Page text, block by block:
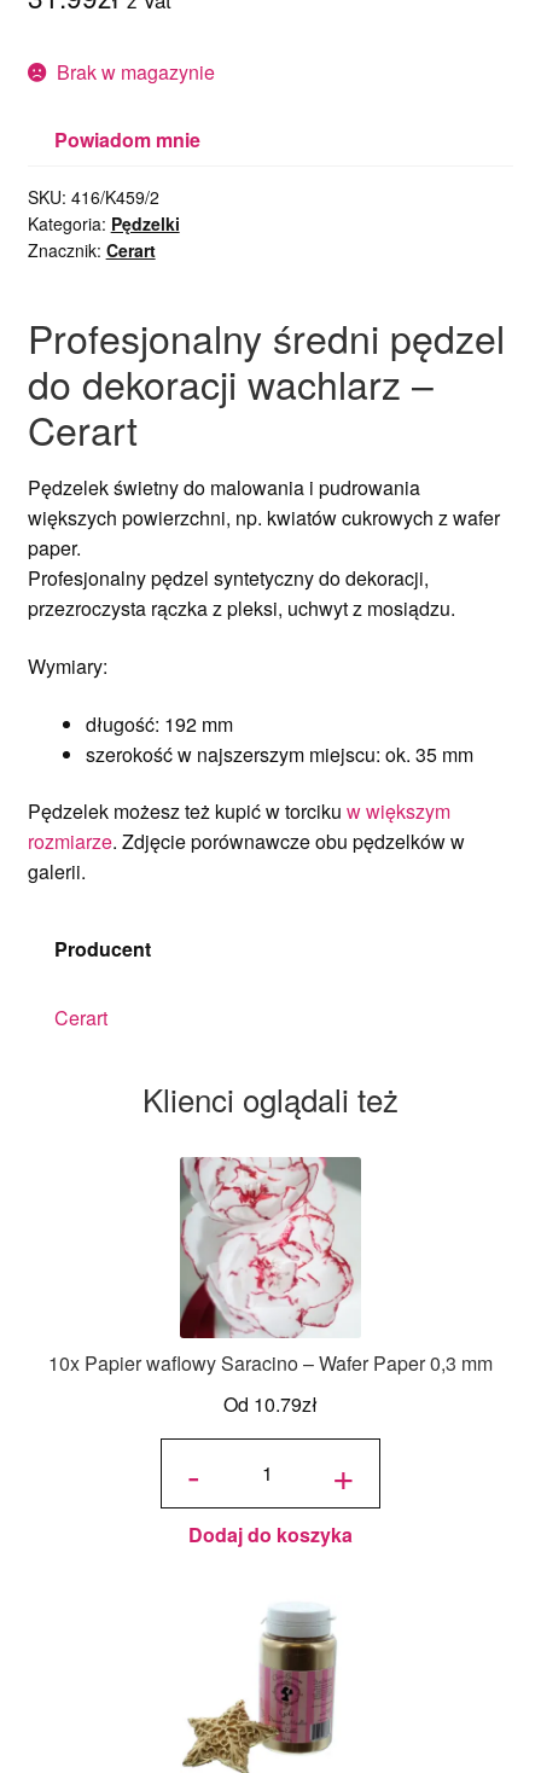
Brak w magazynie
Powiadom mnie
SKU: 416/K459/2
Kategoria: Pędzelki
Znacznik: Cerart
Profesjonalny średni pędzel
do dekoracji wachlarz –
Cerart
Pędzelek świetny do malowania i pudrowania
większych powierzchni, np. kwiatów cukrowych z wafer
paper.
Profesjonalny pędzel syntetyczny do dekoracji,
przezroczysta rączka z pleksi, uchwyt z mosiądzu.
Wymiary:
długość: 192 mm
szerokość w najszerszym miejscu: ok. 35 mm
Pędzelek możesz też kupić w torciku w większym
rozmiarze. Zdjęcie porównawcze obu pędzelków w
galerii.
Producent
Cerart
Klienci oglądali też
10x Papier waflowy Saracino – Wafer Paper 0,3 mm
Od 10.79zł
-
ilość 10x
Saracino
- Wafer
Paper
0,3 mm +
Dodaj do koszyka